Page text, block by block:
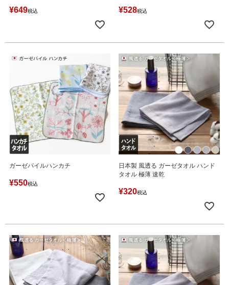
¥649税込 ¥528税込
ガーゼパイルハンカチ
¥550税込
日本製 風透る ガーゼタオル ハンド
タオル 極薄 速乾
¥320税込